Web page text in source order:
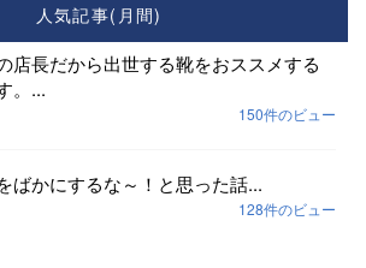
人気記事(月間)
店長だから出世する靴をおススメする
。...
150件のビュー
ばかにするな～！と思った話...
128件のビュー